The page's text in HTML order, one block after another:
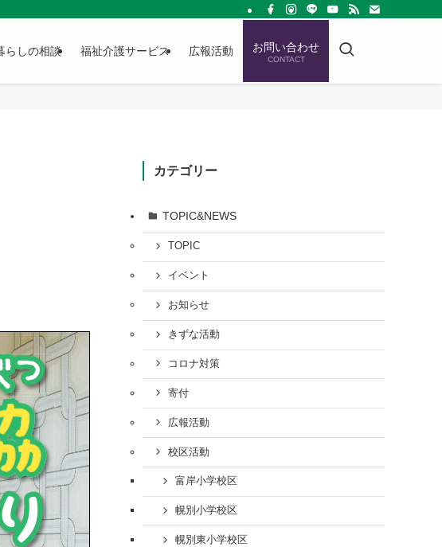
らしの相談 福祉介護サービス 広報活動 お問い合わせ
CONTACT
カテゴリー
TOPIC&NEWS
TOPIC
イベント
お知らせ
きずな活動
コロナ対策
寄付
広報活動
校区活動
富岸小学校区
幌別小学校区
幌別東小学校区